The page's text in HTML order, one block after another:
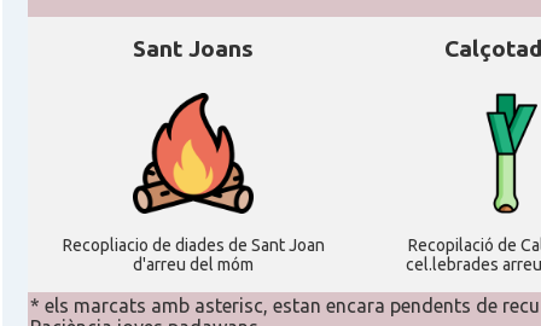
Sant Joans
Recopliacio de diades de Sant Joan
d'arreu del móm
Recopilació de
cel.lebrades
* els marcats amb asterisc, estan encara pendents de